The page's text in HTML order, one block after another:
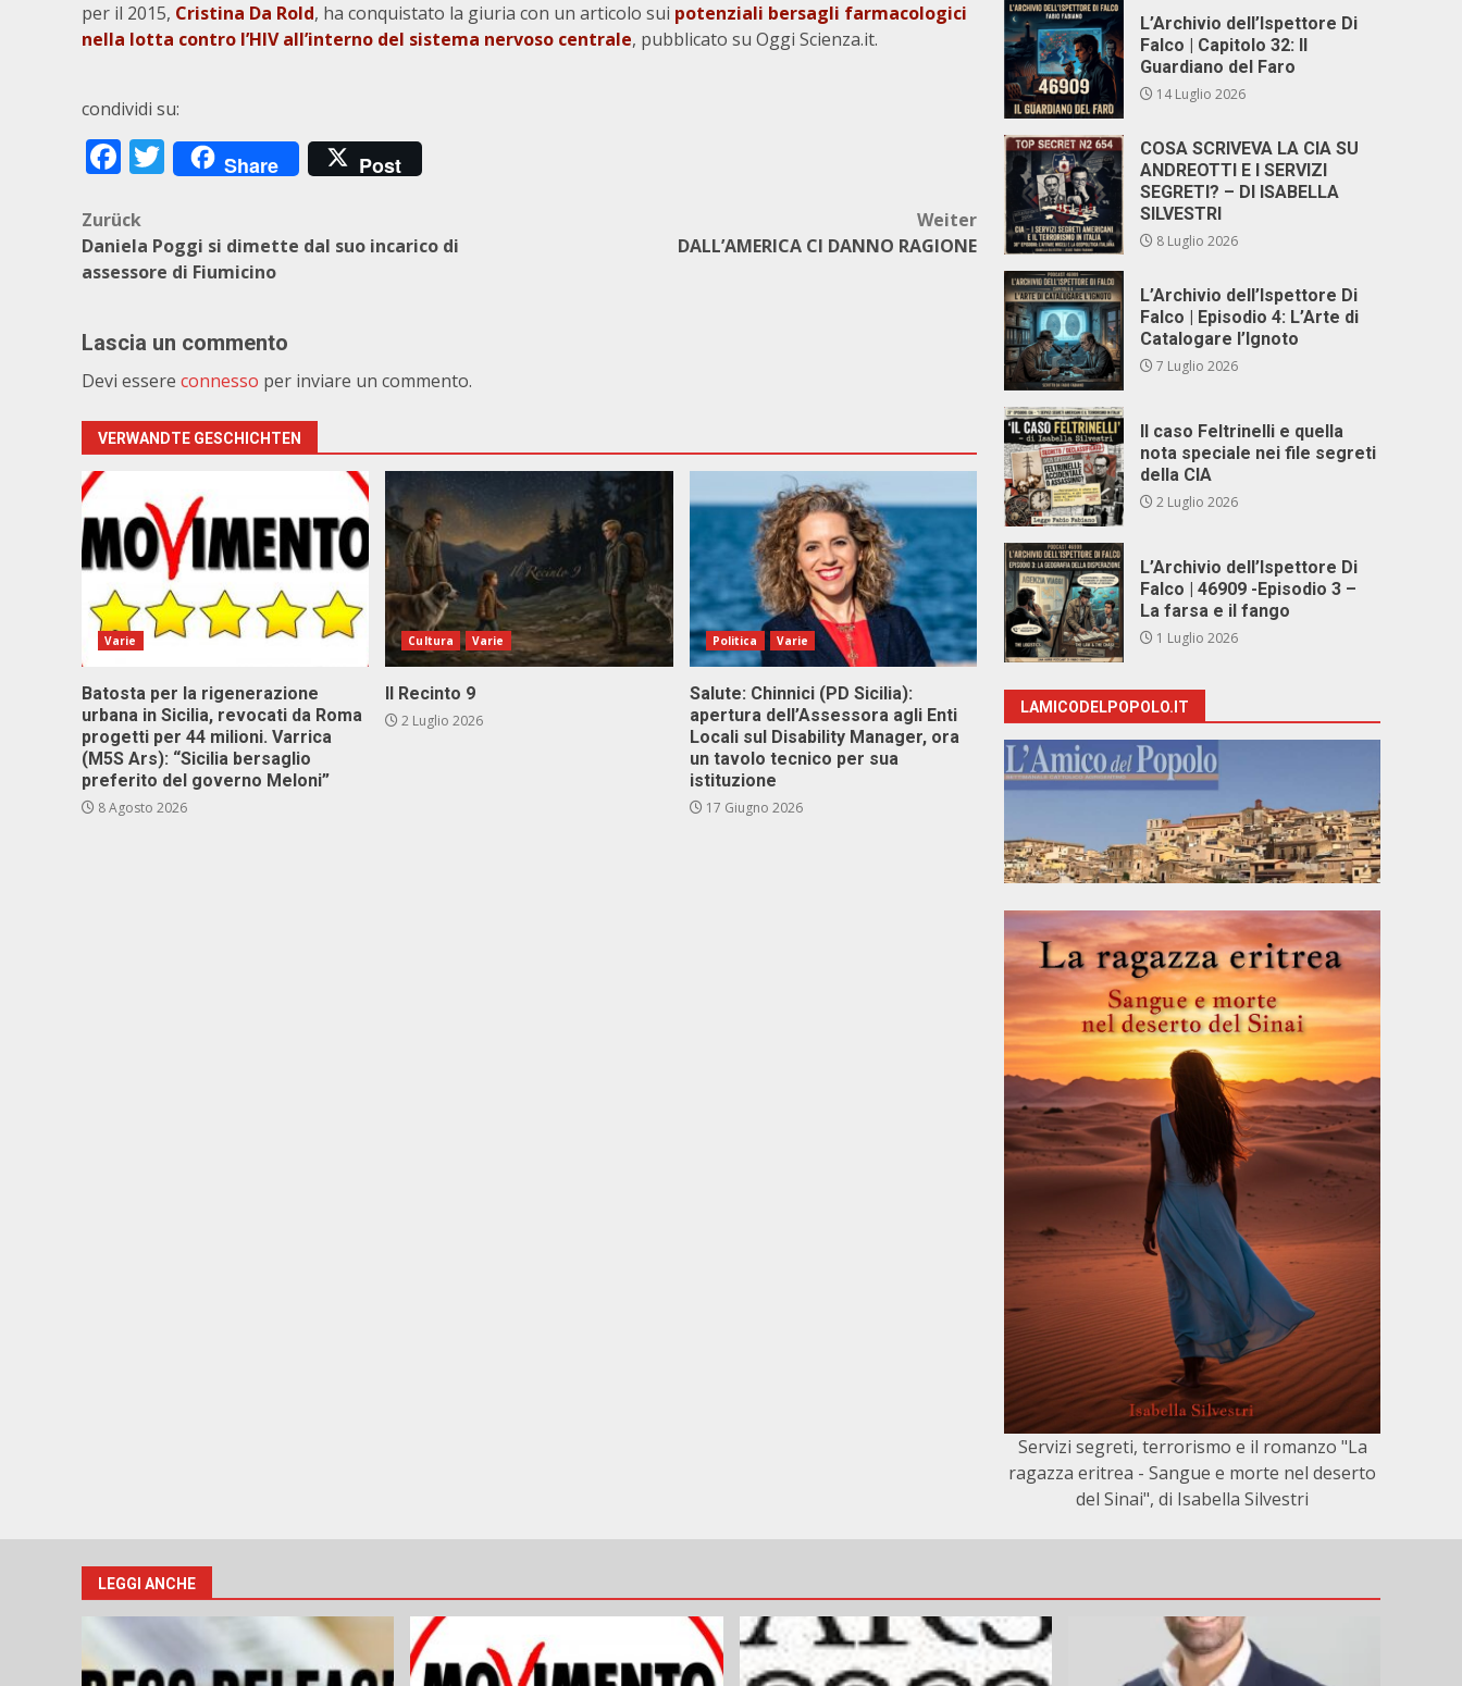
per il 2015, Cristina Da Rold, ha conquistato la giuria con un articolo sui potenziali bersagli farmacologici
nella lotta contro l’HIV all’interno del sistema nervoso centrale, pubblicato su Oggi Scienza.it.
condividi su:
Facebook
Twitter
Share Post
Beitragsnavigation
Zurück
Daniela Poggi si dimette dal suo incarico di
assessore di Fiumicino
Weiter
DALL’AMERICA CI DANNO RAGIONE
Lascia un commento
Devi essere connesso per inviare un commento.
VERWANDTE GESCHICHTEN
Varie
Batosta per la rigenerazione
urbana in Sicilia, revocati da Roma
progetti per 44 milioni. Varrica
(M5S Ars): “Sicilia bersaglio
preferito del governo Meloni”
8 Agosto 2026
Cultura Varie
Il Recinto 9
2 Luglio 2026
Politica Varie
Salute: Chinnici (PD Sicilia):
apertura dell’Assessora agli Enti
Locali sul Disability Manager, ora
un tavolo tecnico per sua
istituzione
17 Giugno 2026
L’Archivio dell’Ispettore Di
Falco | Capitolo 32: Il
Guardiano del Faro
14 Luglio 2026
COSA SCRIVEVA LA CIA SU
ANDREOTTI E I SERVIZI
SEGRETI? – DI ISABELLA
SILVESTRI
8 Luglio 2026
L’Archivio dell’Ispettore Di
Falco | Episodio 4: L’Arte di
Catalogare l’Ignoto
7 Luglio 2026
Il caso Feltrinelli e quella
nota speciale nei file segreti
della CIA
2 Luglio 2026
L’Archivio dell’Ispettore Di
Falco | 46909 -Episodio 3 –
La farsa e il fango
1 Luglio 2026
LAMICODELPOPOLO.IT
Servizi segreti, terrorismo e il romanzo "La
ragazza eritrea - Sangue e morte nel deserto
del Sinai", di Isabella Silvestri
LEGGI ANCHE